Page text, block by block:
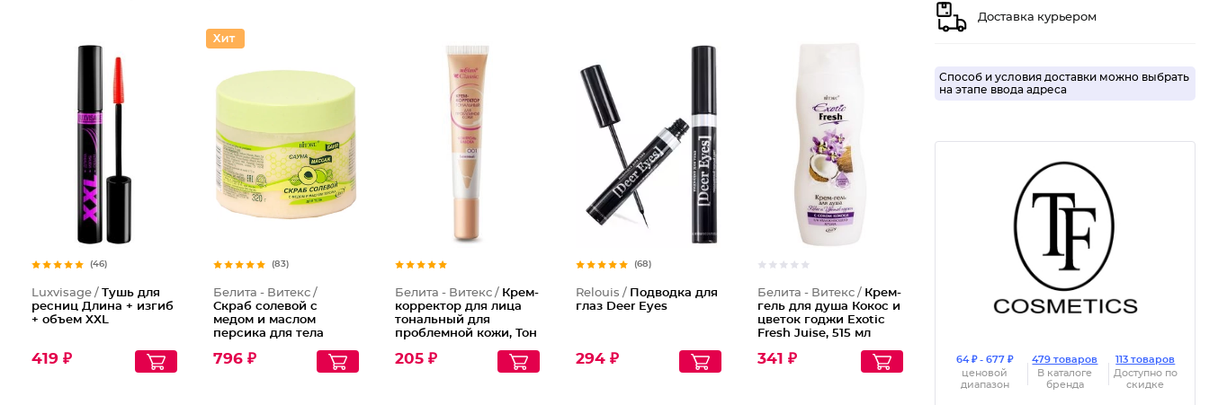
(46)
Luxvisage / Тушь для
ресниц Длина + изгиб
+ объем XXL
419 ₽
(83)
Белита - Витекс /
Скраб солевой с
медом и маслом
персика для тела
796 ₽
Белита - Витекс / Крем-
корректор для лица
тональный для
проблемной кожи, Тон
205 ₽
(68)
Relouis / Подводка для
глаз Deer Eyes
294 ₽
Белита - Витекс / Крем-
гель для душа Кокос и
цветок годжи Exotic
Fresh Juise, 515 мл
341 ₽
Доставка курьером
Способ и условия доставки можно выбрать
на этапе ввода адреса
64 ₽ - 677 ₽
ценовой
диапазон
479 товаров
В каталоге
бренда
113 товаров
Доступно по
скидке